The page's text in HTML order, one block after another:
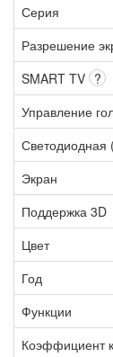
Серия
Разрешение
SMART TV ?
Управление
Светодиодная
Экран
Поддержка 3D
Цвет
Год
Функции
Коэффициент